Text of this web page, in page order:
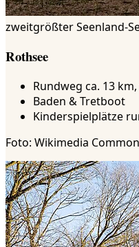
zweitgrößter Seenland-
Rothsee
Rundweg ca. 13
Baden & Tretboot
Kinderspielplätze
Foto: Wikimedia